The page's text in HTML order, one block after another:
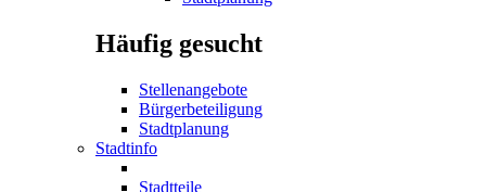
Häufig gesucht
Stellenangebote
Bürgerbeteiligung
Stadtplanung
Stadtinfo
Stadtteile